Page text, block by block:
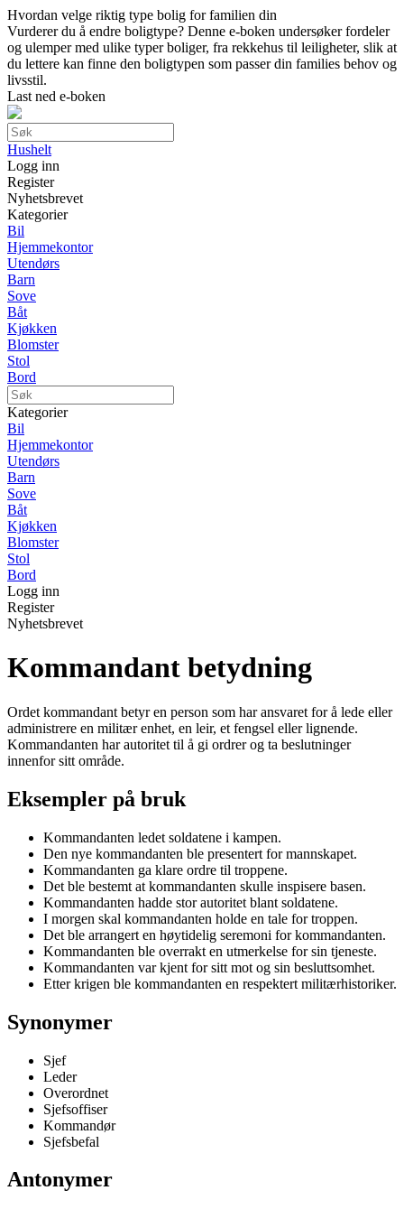
Hvordan velge riktig type bolig for familien din
Vurderer du å endre boligtype? Denne e-boken undersøker fordeler
og ulemper med ulike typer boliger, fra rekkehus til leiligheter, slik at
du lettere kan finne den boligtypen som passer din families behov og
livsstil.
Last ned e-boken
Hushelt
Logg inn
Register
Nyhetsbrevet
Kategorier
Bil
Hjemmekontor
Utendørs
Barn
Sove
Båt
Kjøkken
Blomster
Stol
Bord
Kategorier
Bil
Hjemmekontor
Utendørs
Barn
Sove
Båt
Kjøkken
Blomster
Stol
Bord
Logg inn
Register
Nyhetsbrevet
Kommandant betydning
Ordet kommandant betyr en person som har ansvaret for å lede eller
administrere en militær enhet, en leir, et fengsel eller lignende.
Kommandanten har autoritet til å gi ordrer og ta beslutninger
innenfor sitt område.
Eksempler på bruk
Kommandanten ledet soldatene i kampen.
Den nye kommandanten ble presentert for mannskapet.
Kommandanten ga klare ordre til troppene.
Det ble bestemt at kommandanten skulle inspisere basen.
Kommandanten hadde stor autoritet blant soldatene.
I morgen skal kommandanten holde en tale for troppen.
Det ble arrangert en høytidelig seremoni for kommandanten.
Kommandanten ble overrakt en utmerkelse for sin tjeneste.
Kommandanten var kjent for sitt mot og sin besluttsomhet.
Etter krigen ble kommandanten en respektert militærhistoriker.
Synonymer
Sjef
Leder
Overordnet
Sjefsoffiser
Kommandør
Sjefsbefal
Antonymer